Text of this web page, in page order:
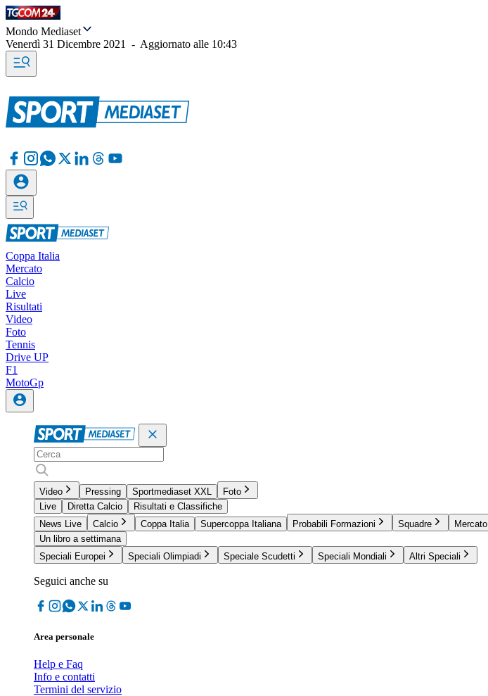
Mondo Mediaset
Venerdì 31 Dicembre 2021
- Aggiornato alle 10:43
Coppa Italia
Mercato
Calcio
Live
Risultati
Video
Foto
Tennis
Drive UP
F1
MotoGp
Video Pressing Sportmediaset XXL
Foto
Live
Diretta Calcio
Risultati e Classifiche
News Live
Calcio Coppa Italia Supercoppa Italiana Probabili Formazioni Squadre Mercato
Un libro a settimana
Speciali Europei
Speciali Olimpiadi Speciale Scudetti Speciali Mondiali Altri Speciali
Seguici anche su
Area personale
Help e Faq
Info e contatti
Termini del servizio